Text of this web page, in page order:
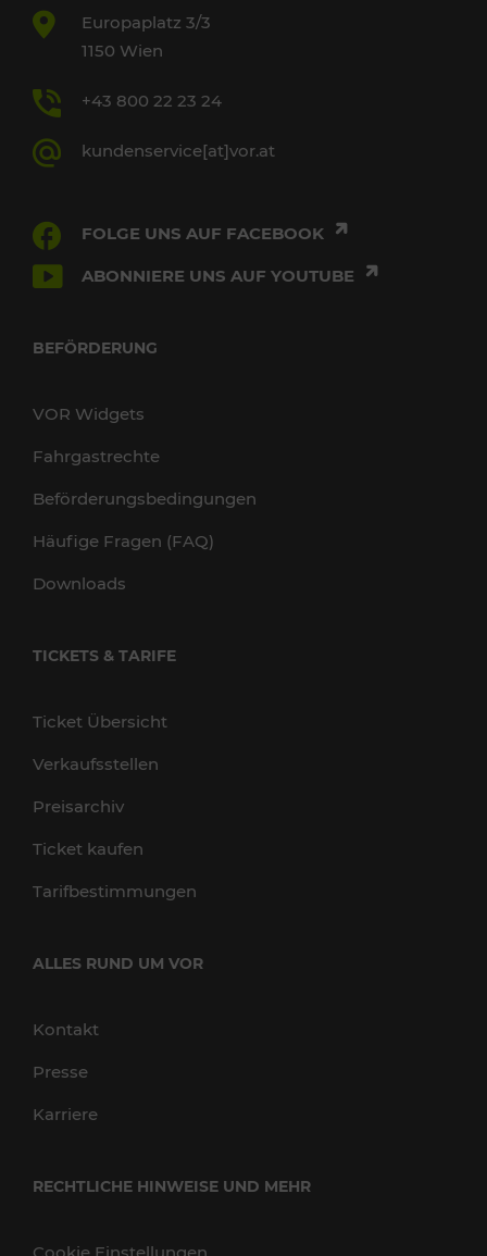
Europaplatz 3/3
1150 Wien
+43 800 22 23 24
kundenservice[at]vor.at
FOLGE UNS AUF FACEBOOK
ABONNIERE UNS AUF YOUTUBE
BEFÖRDERUNG
VOR Widgets
Fahrgastrechte
Beförderungsbedingungen
Häufige Fragen (FAQ)
Downloads
TICKETS & TARIFE
Ticket Übersicht
Verkaufsstellen
Preisarchiv
Ticket kaufen
Tarifbestimmungen
ALLES RUND UM VOR
Kontakt
Presse
Karriere
RECHTLICHE HINWEISE UND MEHR